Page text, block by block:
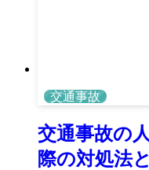
交通事故
交通事故の
際の対処法